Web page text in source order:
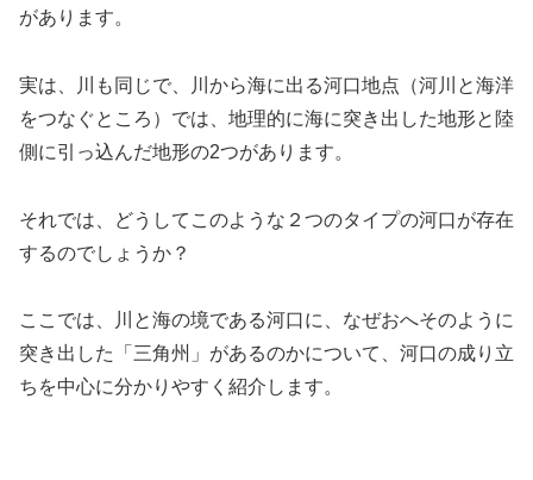
があります。
実は、川も同じで、川から海に出る河口地点（河川と海洋
をつなぐところ）では、地理的に海に突き出した地形と陸
側に引っ込んだ地形の2つがあります。
それでは、どうしてこのような２つのタイプの河口が存在
するのでしょうか？
ここでは、川と海の境である河口に、なぜおへそのように
突き出した「三角州」があるのかについて、河口の成り立
ちを中心に分かりやすく紹介します。